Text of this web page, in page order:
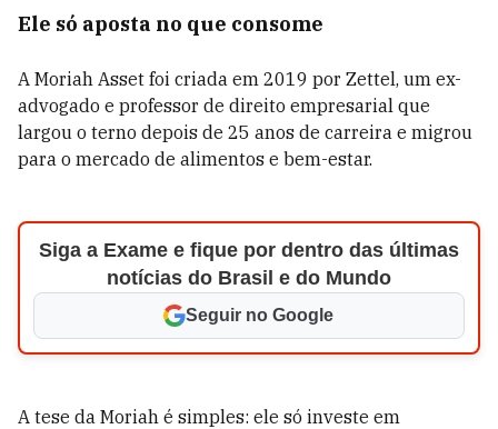
Ele só aposta no que consome
A Moriah Asset foi criada em 2019 por Zettel, um ex-
advogado e professor de direito empresarial que
largou o terno depois de 25 anos de carreira e migrou
para o mercado de alimentos e bem-estar.
Siga a Exame e fique por dentro das últimas
notícias do Brasil e do Mundo
Seguir no Google
A tese da Moriah é simples: ele só investe em